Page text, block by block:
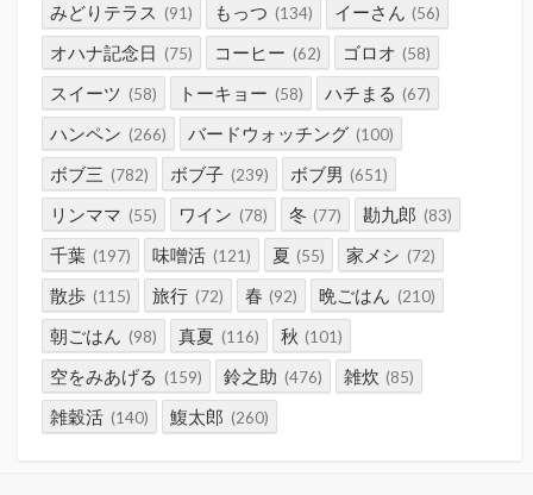
みどりテラス (91) もっつ (134) イーさん (56)
オハナ記念日 (75) コーヒー (62) ゴロオ (58)
スイーツ (58) トーキョー (58) ハチまる (67)
ハンペン (266) バードウォッチング (100)
ボブ三 (782) ボブ子 (239) ボブ男 (651)
リンママ (55) ワイン (78) 冬 (77) 勘九郎 (83)
千葉 (197) 味噌活 (121) 夏 (55) 家メシ (72)
散歩 (115) 旅行 (72) 春 (92) 晩ごはん (210)
朝ごはん (98) 真夏 (116) 秋 (101)
空をみあげる (159) 鈴之助 (476) 雑炊 (85)
雑穀活 (140) 鰒太郎 (260)